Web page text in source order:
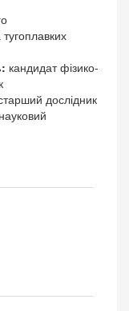
кандидат фізико-
дослідник